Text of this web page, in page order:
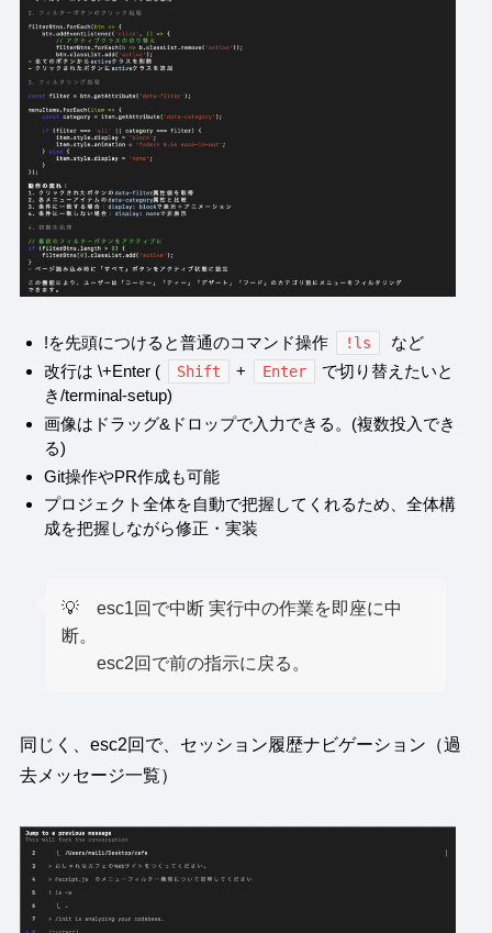
!を先頭につけると普通のコマンド操作 !ls
など
改行は \+Enter (
Shift + Enter
で切り替えたいと
き/terminal-setup)
画像はドラッグ&ドロップで入力できる。(複数投入でき
る)
Git操作やPR作成も可能
プロジェクト全体を自動で把握してくれるため、全体構
成を把握しながら修正・実装
💡 esc1回で中断 実行中の作業を即座に中
断。
esc2回で前の指示に戻る。
同じく、esc2回で、セッション履歴ナビゲーション（過
去メッセージ一覧）